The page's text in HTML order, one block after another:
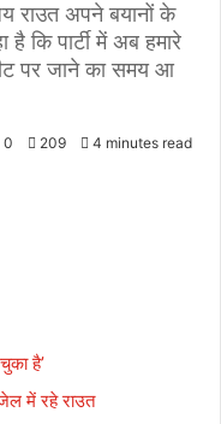
राउत अपने बयानों के
कि पार्टी में अब हमारे
पर जाने का समय आ
0 209 4 minutes read
है’
जेल में रहे राउत